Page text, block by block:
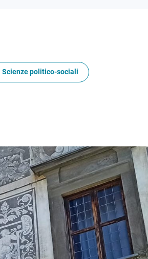
Scienze politico-sociali